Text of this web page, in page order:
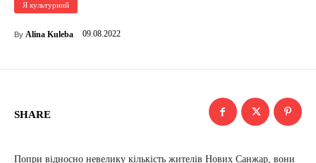
Я культурний
By Alina Kuleba 09.08.2022
SHARE
Попри відносно невелику кількість жителів Нових Санжар, вони